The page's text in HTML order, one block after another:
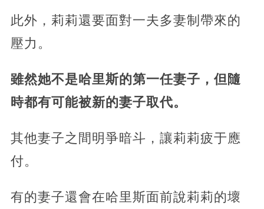
此外，莉莉還要面對一夫多妻制帶來的
壓力。
雖然她不是哈里斯的第一任妻子，但隨
時都有可能被新的妻子取代。
其他妻子之間明爭暗斗，讓莉莉疲于應
付。
有的妻子還會在哈里斯面前說莉莉的壞